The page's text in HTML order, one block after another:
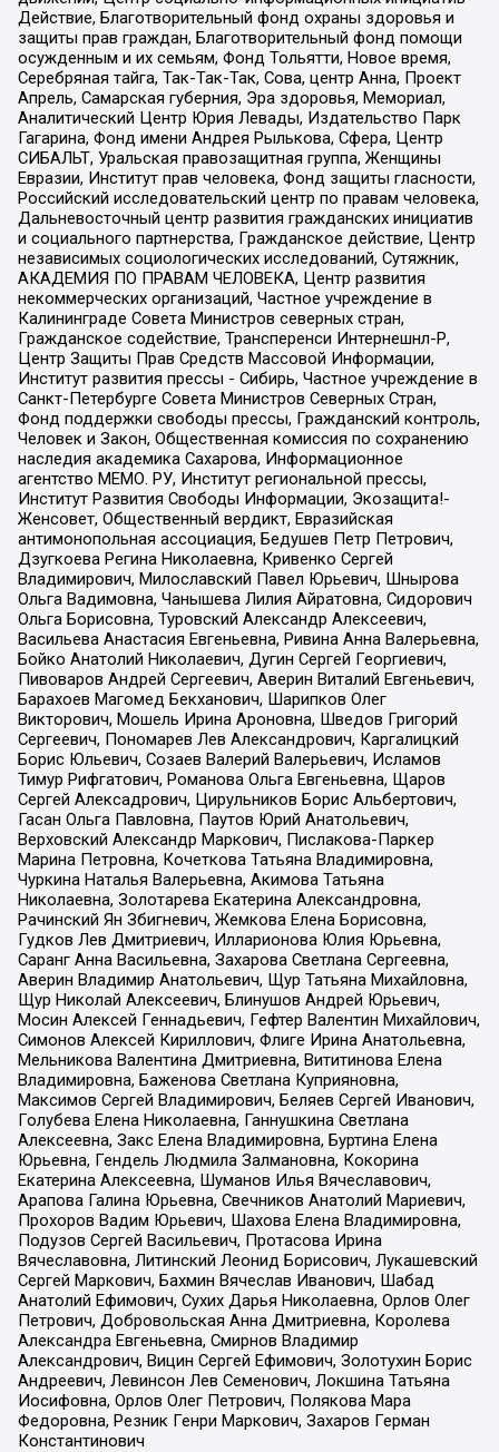
Действие, Благотворительный фонд охраны здоровья и
защиты прав граждан, Благотворительный фонд помощи
осужденным и их семьям, Фонд Тольятти, Новое время,
Серебряная тайга, Так-Так-Так, Сова, центр Анна, Проект
Апрель, Самарская губерния, Эра здоровья, Мемориал,
Аналитический Центр Юрия Левады, Издательство Парк
Гагарина, Фонд имени Андрея Рылькова, Сфера, Центр
СИБАЛЬТ, Уральская правозащитная группа, Женщины
Евразии, Институт прав человека, Фонд защиты гласности,
Российский исследовательский центр по правам человека,
Дальневосточный центр развития гражданских инициатив
и социального партнерства, Гражданское действие, Центр
независимых социологических исследований, Сутяжник,
АКАДЕМИЯ ПО ПРАВАМ ЧЕЛОВЕКА, Центр развития
некоммерческих организаций, Частное учреждение в
Калининграде Совета Министров северных стран,
Гражданское содействие, Трансперенси Интернешнл-Р,
Центр Защиты Прав Средств Массовой Информации,
Институт развития прессы - Сибирь, Частное учреждение в
Санкт-Петербурге Совета Министров Северных Стран,
Фонд поддержки свободы прессы, Гражданский контроль,
Человек и Закон, Общественная комиссия по сохранению
наследия академика Сахарова, Информационное
агентство МЕМО. РУ, Институт региональной прессы,
Институт Развития Свободы Информации, Экозащита!-
Женсовет, Общественный вердикт, Евразийская
антимонопольная ассоциация, Бедушев Петр Петрович,
Дзугкоева Регина Николаевна, Кривенко Сергей
Владимирович, Милославский Павел Юрьевич, Шнырова
Ольга Вадимовна, Чанышева Лилия Айратовна, Сидорович
Ольга Борисовна, Туровский Александр Алексеевич,
Васильева Анастасия Евгеньевна, Ривина Анна Валерьевна,
Бойко Анатолий Николаевич, Дугин Сергей Георгиевич,
Пивоваров Андрей Сергеевич, Аверин Виталий Евгеньевич,
Барахоев Магомед Бекханович, Шарипков Олег
Викторович, Мошель Ирина Ароновна, Шведов Григорий
Сергеевич, Пономарев Лев Александрович, Каргалицкий
Борис Юльевич, Созаев Валерий Валерьевич, Исламов
Тимур Рифгатович, Романова Ольга Евгеньевна, Щаров
Сергей Алексадрович, Цирульников Борис Альбертович,
Гасан Ольга Павловна, Паутов Юрий Анатольевич,
Верховский Александр Маркович, Пислакова-Паркер
Марина Петровна, Кочеткова Татьяна Владимировна,
Чуркина Наталья Валерьевна, Акимова Татьяна
Николаевна, Золотарева Екатерина Александровна,
Рачинский Ян Збигневич, Жемкова Елена Борисовна,
Гудков Лев Дмитриевич, Илларионова Юлия Юрьевна,
Саранг Анна Васильевна, Захарова Светлана Сергеевна,
Аверин Владимир Анатольевич, Щур Татьяна Михайловна,
Щур Николай Алексеевич, Блинушов Андрей Юрьевич,
Мосин Алексей Геннадьевич, Гефтер Валентин Михайлович,
Симонов Алексей Кириллович, Флиге Ирина Анатольевна,
Мельникова Валентина Дмитриевна, Вититинова Елена
Владимировна, Баженова Светлана Куприяновна,
Максимов Сергей Владимирович, Беляев Сергей Иванович,
Голубева Елена Николаевна, Ганнушкина Светлана
Алексеевна, Закс Елена Владимировна, Буртина Елена
Юрьевна, Гендель Людмила Залмановна, Кокорина
Екатерина Алексеевна, Шуманов Илья Вячеславович,
Арапова Галина Юрьевна, Свечников Анатолий Мариевич,
Прохоров Вадим Юрьевич, Шахова Елена Владимировна,
Подузов Сергей Васильевич, Протасова Ирина
Вячеславовна, Литинский Леонид Борисович, Лукашевский
Сергей Маркович, Бахмин Вячеслав Иванович, Шабад
Анатолий Ефимович, Сухих Дарья Николаевна, Орлов Олег
Петрович, Добровольская Анна Дмитриевна, Королева
Александра Евгеньевна, Смирнов Владимир
Александрович, Вицин Сергей Ефимович, Золотухин Борис
Андреевич, Левинсон Лев Семенович, Локшина Татьяна
Иосифовна, Орлов Олег Петрович, Полякова Мара
Федоровна, Резник Генри Маркович, Захаров Герман
Константинович